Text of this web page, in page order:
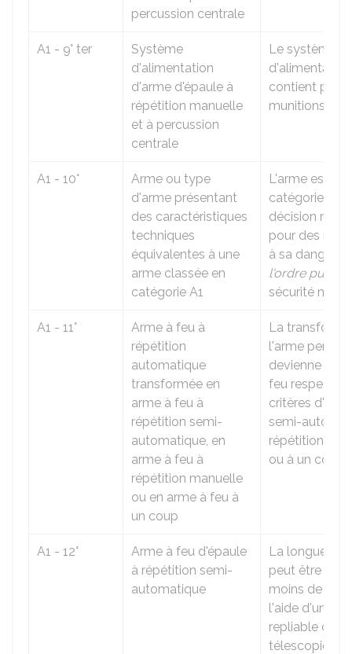
percussion centrale
A1 - 9° ter
Système
d'alimentation
d'arme d'épaule à
répétition manuelle
et à percussion
centrale
Le système
d'alimentation
contient plus
munitions.
A1 - 10°
Arme ou type
d'arme présentant
des caractéristiques
techniques
équivalentes à une
arme classée en
catégorie A1
L'arme est
catégorie A1
décision
pour des
à sa
l'ordre public
sécurité
A1 - 11°
Arme à feu à
répétition
automatique
transformée en
arme à feu à
répétition semi-
automatique, en
arme à feu à
répétition manuelle
ou en arme à feu à
un coup
La
l'arme
devienne une
feu
critères d'une
semi-
répétition
ou à un coup.
A1 - 12°
Arme à feu d'épaule
à répétition semi-
automatique
La longueur
peut être
moins de 60
l'aide d'une
repliable ou
télescopique,